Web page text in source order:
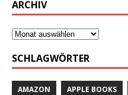
ARCHIV
SCHLAGWÖRTER
AMAZON APPLE BOOKS